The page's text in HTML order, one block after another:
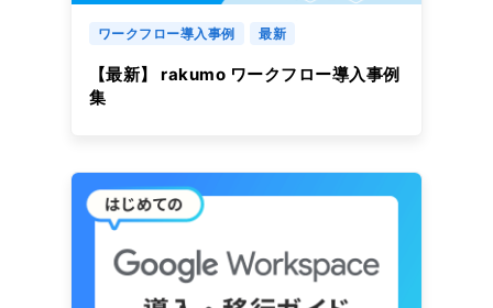
ワークフロー導入事例 最新
【最新】 rakumo ワークフロー導入事例
集